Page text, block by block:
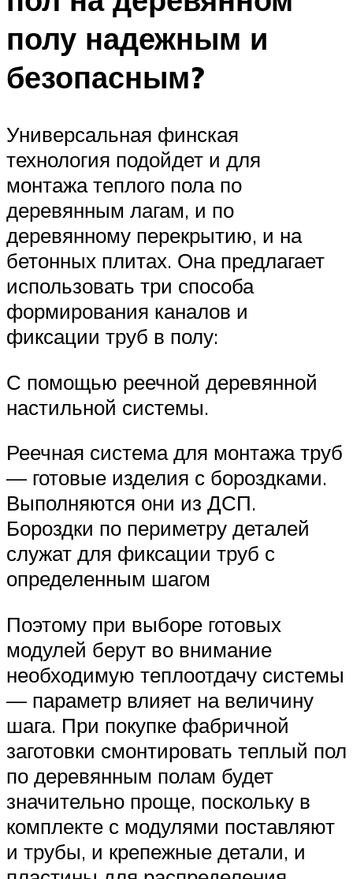
полу надежным и
безопасным?
Универсальная финская
технология подойдет и для
монтажа теплого пола по
деревянным лагам, и по
деревянному перекрытию, и на
бетонных плитах. Она предлагает
использовать три способа
формирования каналов и
фиксации труб в полу:
С помощью реечной деревянной
настильной системы.
Реечная система для монтажа труб
— готовые изделия с бороздками.
Выполняются они из ДСП.
Бороздки по периметру деталей
служат для фиксации труб с
определенным шагом
Поэтому при выборе готовых
модулей берут во внимание
необходимую теплоотдачу системы
— параметр влияет на величину
шага. При покупке фабричной
заготовки смонтировать теплый пол
по деревянным полам будет
значительно проще, поскольку в
комплекте с модулями поставляют
и трубы, и крепежные детали, и